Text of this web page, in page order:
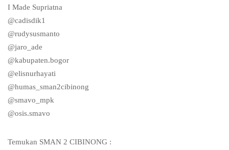
I Made Supriatna
@cadisdik1
@rudysusmanto
@jaro_ade
@kabupaten.bogor
@elisnurhayati
@humas_sman2cibinong
@smavo_mpk
@osis.smavo
Temukan SMAN 2 CIBINONG :